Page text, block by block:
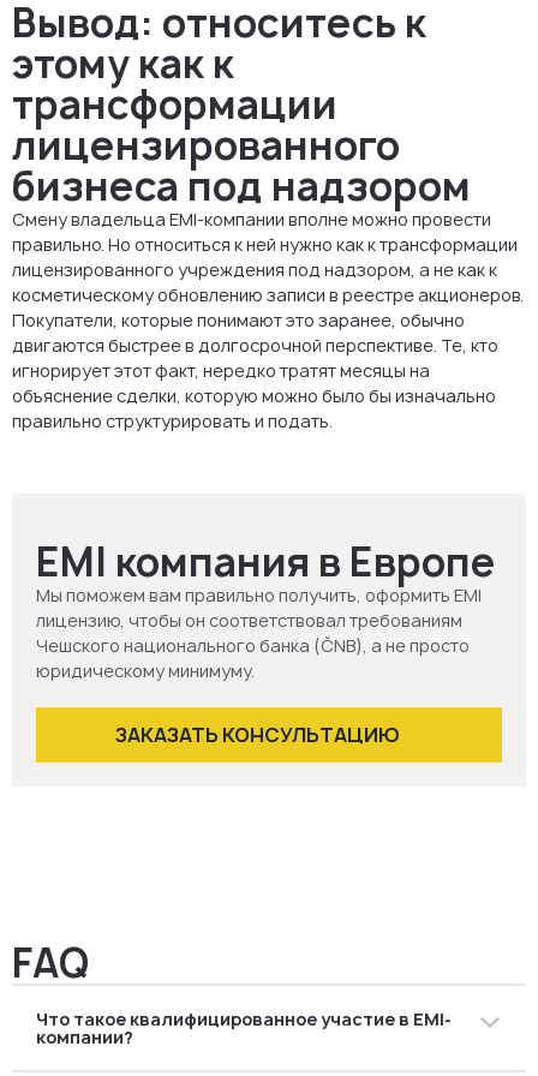
Вывод: относитесь к
этому как к
трансформации
лицензированного
бизнеса под надзором
Смену владельца EMI-компании вполне можно провести
правильно. Но относиться к ней нужно как к трансформации
лицензированного учреждения под надзором, а не как к
косметическому обновлению записи в реестре акционеров.
Покупатели, которые понимают это заранее, обычно
двигаются быстрее в долгосрочной перспективе. Те, кто
игнорирует этот факт, нередко тратят месяцы на
объяснение сделки, которую можно было бы изначально
правильно структурировать и подать.
EMI компания в Европе
Мы поможем вам правильно получить, оформить EMI
лицензию, чтобы он соответствовал требованиям
Чешского национального банка (ČNB), а не просто
юридическому минимуму.
ЗАКАЗАТЬ КОНСУЛЬТАЦИЮ
FAQ
Что такое квалифицированное участие в EMI-
компании?